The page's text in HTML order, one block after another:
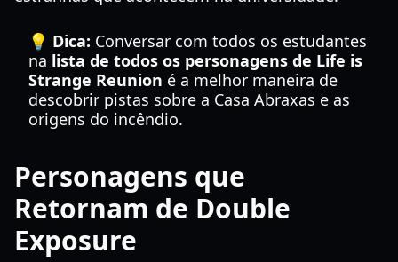
💡 Dica: Conversar com todos os estudantes
na lista de todos os personagens de Life is
Strange Reunion é a melhor maneira de
descobrir pistas sobre a Casa Abraxas e as
origens do incêndio.
Personagens que
Retornam de Double
Exposure